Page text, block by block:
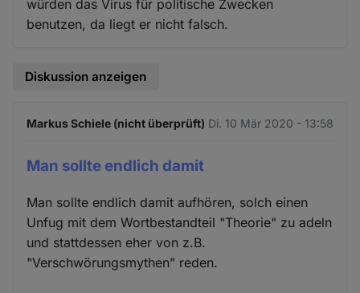
würden das Virus für politische Zwecken
benutzen, da liegt er nicht falsch.
Diskussion anzeigen
Markus Schiele (nicht überprüft) Di. 10 Mär 2020 - 13:58
Man sollte endlich damit
Man sollte endlich damit aufhören, solch einen
Unfug mit dem Wortbestandteil "Theorie" zu adeln
und stattdessen eher von z.B.
"Verschwörungsmythen" reden.